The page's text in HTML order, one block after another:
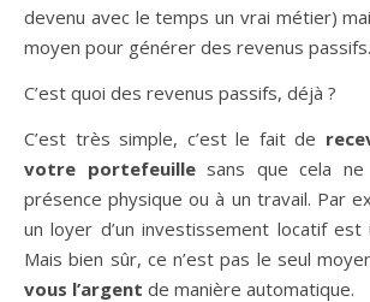
devenu avec le temps un vrai métier)
moyen pour générer des revenus passifs.
C’est quoi des revenus passifs, déjà ?
C’est très simple, c’est le fait de
votre portefeuillesans que cela
présence physique ou à un travail. Par
un loyer d’un investissement locatif est
Mais bien sûr, ce n’est pas le seul
vous l’argent de manière automatique.